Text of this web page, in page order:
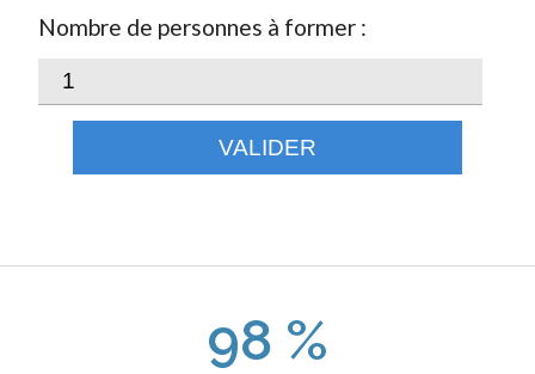
Nombre de personnes à former :
VALIDER
98 %